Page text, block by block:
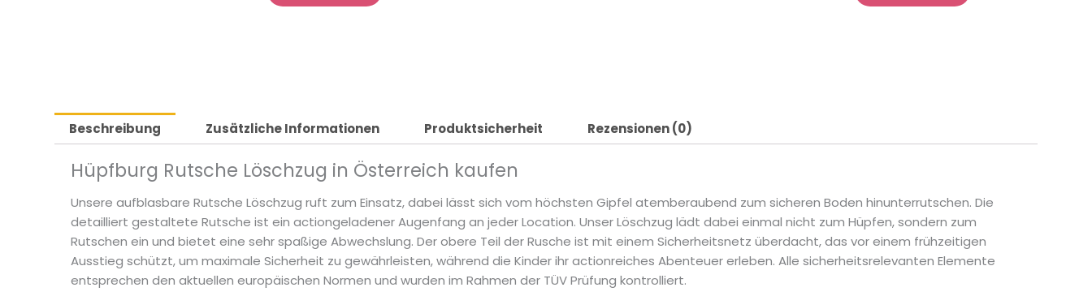
Beschreibung Zusätzliche Informationen Produktsicherheit Rezensionen (0)
Hüpfburg Rutsche Löschzug in Österreich kaufen
Unsere aufblasbare Rutsche Löschzug ruft zum Einsatz, dabei lässt sich vom höchsten Gipfel atemberaubend zum sicheren Boden hinunterrutschen. Die
detailliert gestaltete Rutsche ist ein actiongeladener Augenfang an jeder Location. Unser Löschzug lädt dabei einmal nicht zum Hüpfen, sondern zum
Rutschen ein und bietet eine sehr spaßige Abwechslung. Der obere Teil der Rusche ist mit einem Sicherheitsnetz überdacht, das vor einem frühzeitigen
Ausstieg schützt, um maximale Sicherheit zu gewährleisten, während die Kinder ihr actionreiches Abenteuer erleben. Alle sicherheitsrelevanten Elemente
entsprechen den aktuellen europäischen Normen und wurden im Rahmen der TÜV Prüfung kontrolliert.